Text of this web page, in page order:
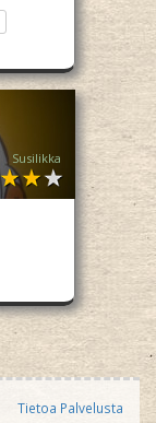
Susilikka
Tietoa Palvelusta